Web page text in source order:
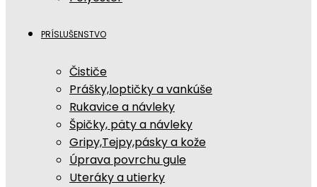
PRÍSLUŠENSTVO
Čističe
Prášky,loptičky a vankúše
Rukavice a návleky
Špičky, päty a návleky
Gripy,Tejpy,pásky a kože
Úprava povrchu gule
Uteráky a utierky